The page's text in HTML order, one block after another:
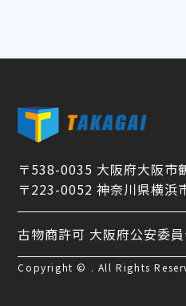
〒538-0035 大阪府大阪市
〒223-0052 神奈川県横浜
古物商許可 大阪府公安委
Copyright © . All Rights